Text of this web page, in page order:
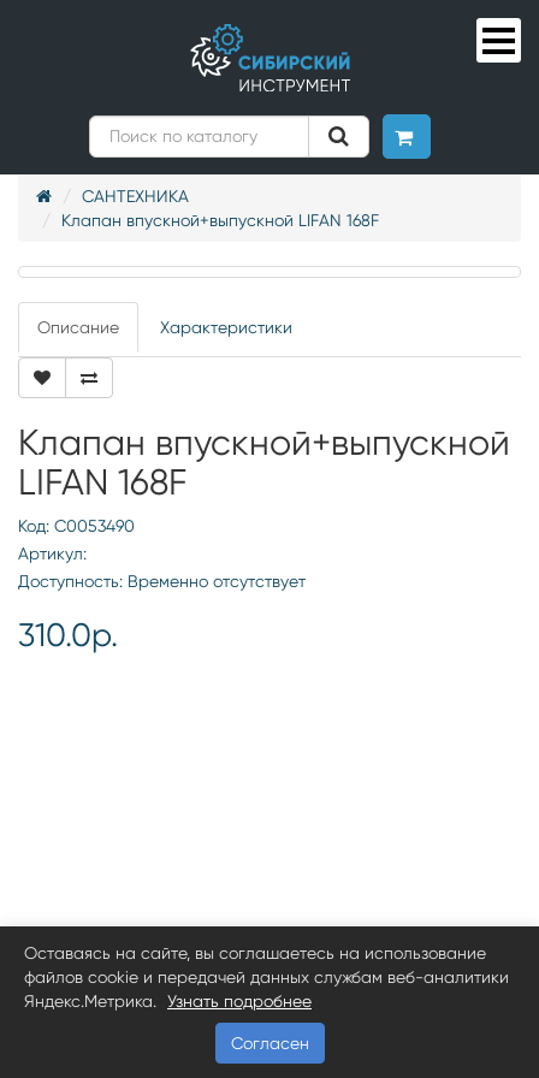
САНТЕХНИКА
Клапан впускной+выпускной LIFAN 168F
Описание Характеристики
Клапан впускной+выпускной
LIFAN 168F
Код: С0053490
Артикул:
Доступность: Временно отсутствует
310.0р.
Оставаясь на сайте, вы соглашаетесь на использование
файлов cookie и передачей данных службам веб-аналитики
Яндекс.Метрика.
Узнать подробнее
Согласен